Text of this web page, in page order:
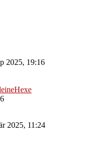
2025, 19:16
2025, 11:24